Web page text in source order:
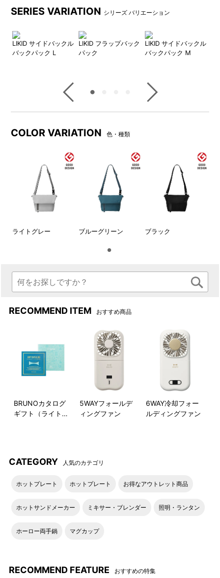
ワンタッチ式のバックルでス
ムーズに着脱できます。
スマートに開閉できます。
止水ファスナーの開閉がしや
内側のポケットは、リップや
ファスナー部分は無縫製で高
周波の圧着をすることによ
入を防ぐ仕様に。
最小限に留めた縫製部の裏側
にはシーリング加工を施すこ
侵入を防ぎます。
耐水圧25,000㎜の強撥水生地
を使用！
ON も OFF も、どんな瞬間も寄り添う
機能性と普遍的なデザインで、自分らしくいられる心地良さ
“Standard” “Relax” “Borderless”
こころ躍る、旅へ出よう。
■ MILESTO公式オンラインショップ ＞＞
SERIES VARIATION シリーズ バリエーション
LIKID サイドバックル
バックパック L
LIKID フラップバック
パック
LIKID サイドバックル
バックパック M
COLOR VARIATION 色・種類
ライトグレー ブルーグリーン ブラック
RECOMMEND ITEM おすすめ商品
BRUNOカタログ
ギフト（ライトブ
5WAYフォールデ
ィングファン
6WAY冷却フォー
ルディングファン
CATEGORY 人気のカテゴリ
ホットプレート ホットプレート お得なアウトレット商品
ホットサンドメーカー ミキサー・ブレンダー 照明・ランタン
ホーロー両手鍋 マグカップ
RECOMMEND FEATURE おすすめの特集